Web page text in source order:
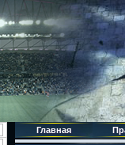
Главная